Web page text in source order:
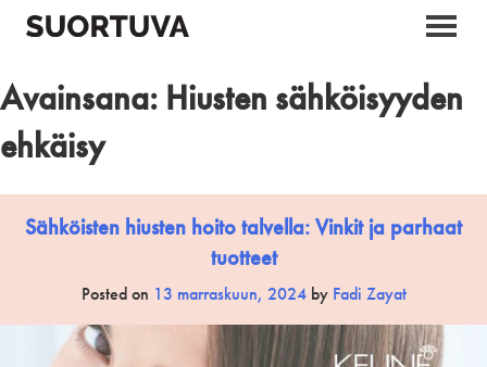
Avainsana: Hiusten sähköisyyden
ehkäisy
Sähköisten hiusten hoito talvella: Vinkit ja parhaat
tuotteet
Posted on 13 marraskuun, 2024by Fadi Zayat